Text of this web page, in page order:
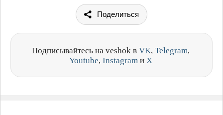
Поделиться
Подписывайтесь на veshok в VK, Telegram,
Youtube, Instagram и X